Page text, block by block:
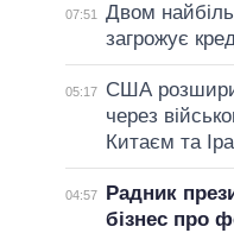
07:51
Двом
загрожує
05:17
США
через
Китаєм та
04:57
Радник
бізнес про